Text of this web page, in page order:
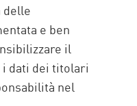
delle
e ben
il
dati dei titolari
nel